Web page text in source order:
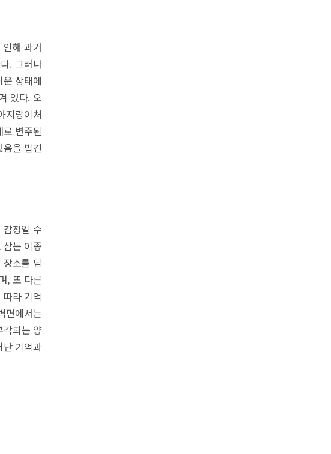
해 과거
. 그러나
상태에
있다. 오
지랑이처
변주된
을 발견
정일 수
는 이종
장소를 담
, 또 다른
라 기억
면에서는
되는 양
난 기억과